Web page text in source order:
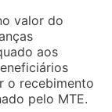
valor do
aos
o recebimento
pelo MTE.